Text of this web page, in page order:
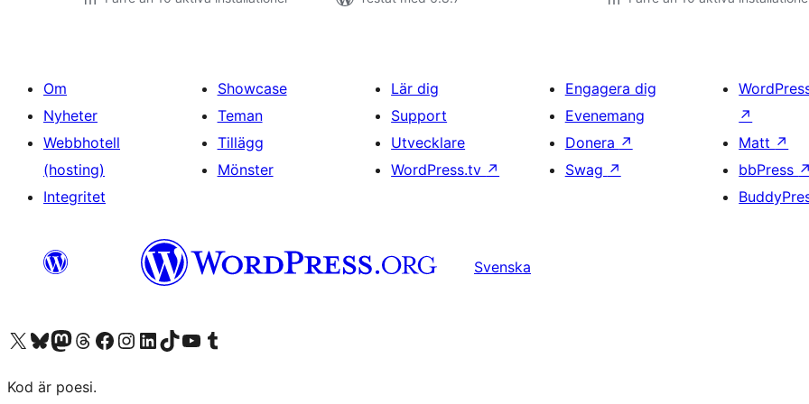
Om
Nyheter
Webbhotell
(hosting)
Integritet
Showcase
Teman
Tillägg
Mönster
Lär dig
Support
Utvecklare
WordPress.tv ↗
Engagera dig
Evenemang
Donera ↗
Swag ↗
↗
Matt ↗
bbPress ↗
Svenska
Besök vår X-konto (f.d. Twitter)
Besök vårt Bluesky-konto
Besök vårt Mastodon-konto
Besök vårt Thread-konto
Besök vår Facebook-sidaBesök vårt Instagram-konto
Besök vårt LinkedIn-konto
Besök vårt TikTok-konto
Besök vår YouTube-kanalBesök vårt Tumblr-konto
Kod är poesi.